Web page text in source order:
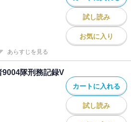
試し読み
お気に入り
あらすじを見る
隊刑務記録V
カートに入れる
試し読み